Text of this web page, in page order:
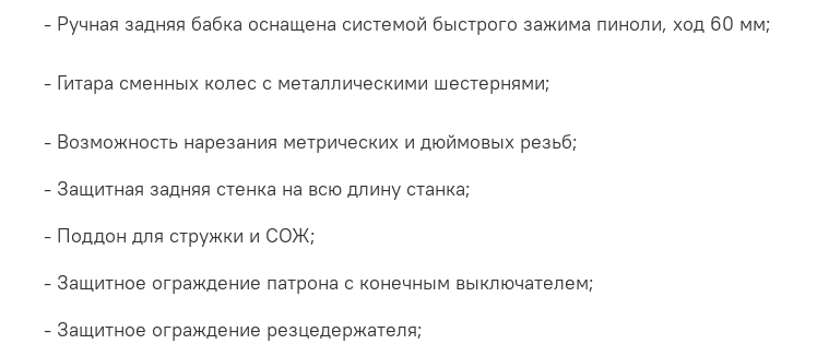
- Ручная задняя бабка оснащена системой быстрого зажима пиноли, ход 60 мм;
- Гитара сменных колес с металлическими шестернями;
- Возможность нарезания метрических и дюймовых резьб;
- Защитная задняя стенка на всю длину станка;
- Поддон для стружки и СОЖ;
- Защитное ограждение патрона с конечным выключателем;
- Защитное ограждение резцедержателя;